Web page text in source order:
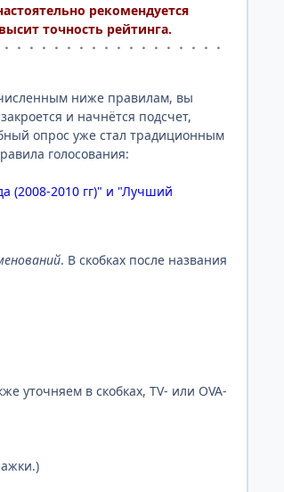
рекомендуется
точность рейтинга.
・・・・・・・・・・・・・・・・・
ниже правилам, вы
и начнётся подсчет,
опрос уже стал традиционным
голосования:
(2008-2010 гг)" и "Лучший
. В скобках после названия
уточняем в скобках, TV- или OVA-